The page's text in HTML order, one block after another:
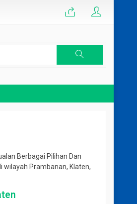
Berbagai Pilihan Dan
Prambanan, Klaten,